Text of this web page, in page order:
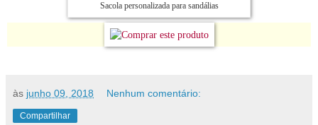
Sacola personalizada para sandálias
às junho 09, 2018 Nenhum comentário:
Compartilhar